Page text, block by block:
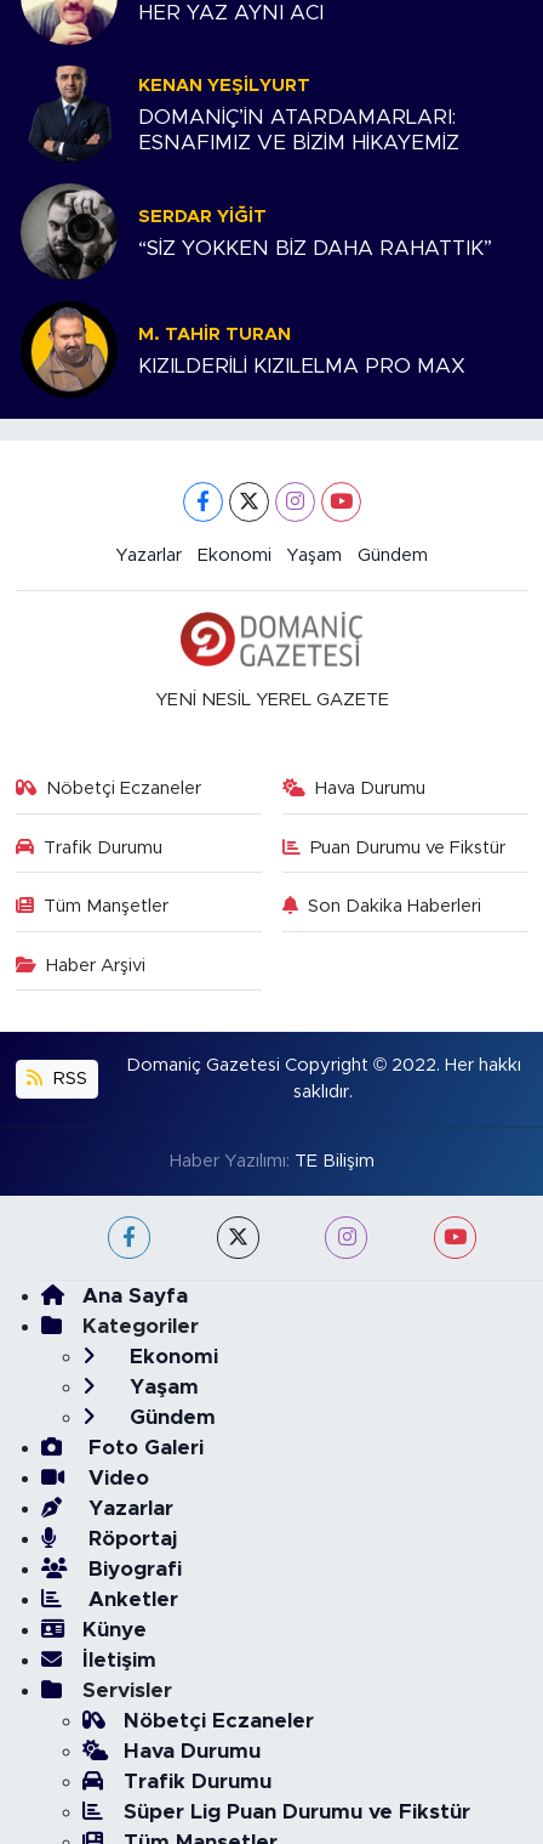
HER YAZ AYNI ACI
KENAN YEŞILYURT
DOMANİÇ’İN ATARDAMARLARI:
ESNAFIMIZ VE BİZİM HİKAYEMİZ
SERDAR YIĞIT
“SİZ YOKKEN BİZ DAHA RAHATTIK”
M. TAHIR TURAN
KIZILDERİLİ KIZILELMA PRO MAX
Yazarlar Ekonomi Yaşam Gündem
YENİ NESİL YEREL GAZETE
Nöbetçi Eczaneler Hava Durumu
Trafik Durumu Puan Durumu ve Fikstür
Tüm Manşetler Son Dakika Haberleri
Haber Arşivi
RSS
Domaniç Gazetesi Copyright © 2022. Her hakkı
saklıdır.
Haber Yazılımı: TE Bilişim
Ana Sayfa
Kategoriler
Ekonomi
Yaşam
Gündem
Foto Galeri
Video
Yazarlar
Röportaj
Biyografi
Anketler
Künye
İletişim
Servisler
Nöbetçi Eczaneler
Hava Durumu
Trafik Durumu
Süper Lig Puan Durumu ve Fikstür